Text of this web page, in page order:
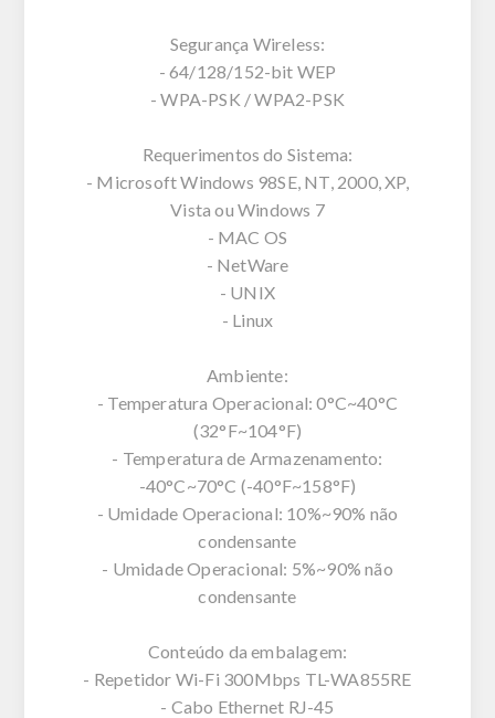
Segurança Wireless:
- 64/128/152-bit WEP
- WPA-PSK / WPA2-PSK
Requerimentos do Sistema:
- Microsoft Windows 98SE, NT, 2000, XP,
Vista ou Windows 7
- MAC OS
- NetWare
- UNIX
- Linux
Ambiente:
- Temperatura Operacional: 0°C~40°C
(32°F~104°F)
- Temperatura de Armazenamento:
-40°C~70°C (-40°F~158°F)
- Umidade Operacional: 10%~90% não
condensante
- Umidade Operacional: 5%~90% não
condensante
Conteúdo da embalagem:
- Repetidor Wi-Fi 300Mbps TL-WA855RE
- Cabo Ethernet RJ-45